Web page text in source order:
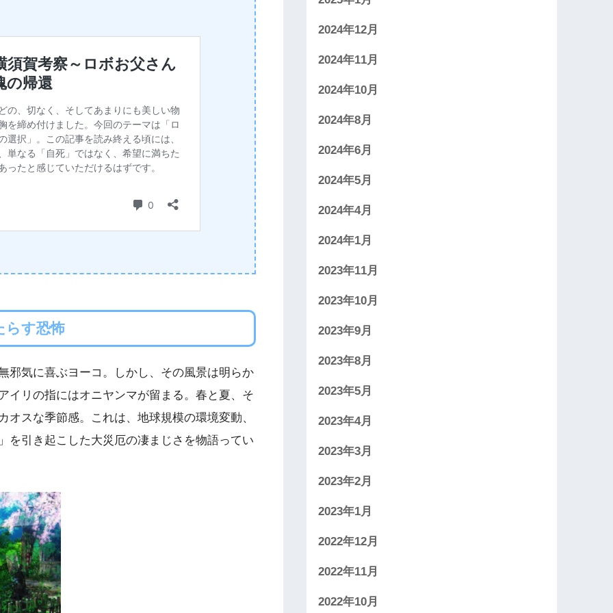
らす恐怖
邪気に喜ぶヨーコ。しかし、その風景は明らか
イリの指にはオニヤンマが留まる。春と夏、そ
スな季節感。これは、地球規模の環境変動、
を引き起こした大災厄の凄まじさを物語ってい
2024年12月
2024年11月
2024年10月
2024年8月
2024年6月
2024年5月
2024年4月
2024年1月
2023年11月
2023年10月
2023年9月
2023年8月
2023年5月
2023年4月
2023年3月
2023年2月
2023年1月
2022年12月
2022年11月
2022年10月